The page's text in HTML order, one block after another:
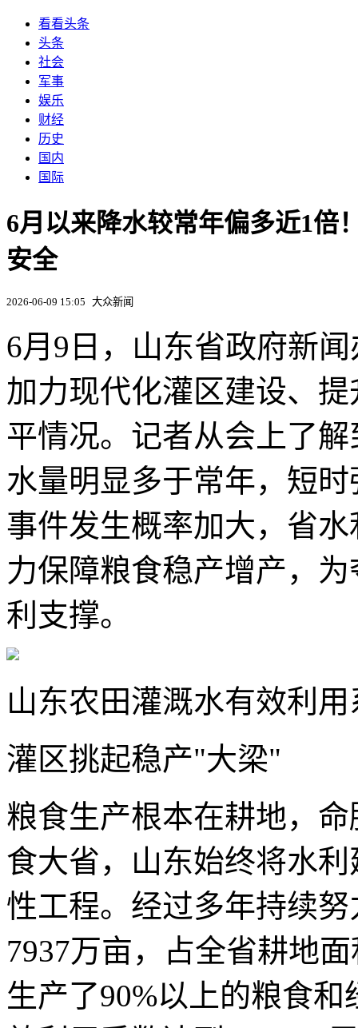
看看头条
头条
社会
军事
娱乐
财经
历史
国内
国际
6月以来降水较常年偏多近1倍
安全
2026-06-09 15:05 大众新闻
6月9日，山东省政府新
加力现代化灌区建设、
平情况。记者从会上了
水量明显多于常年，短
事件发生概率加大，省
力保障粮食稳产增产，
利支撑。
山东农田灌溉水有效利
灌区挑起稳产"大梁"
粮食生产根本在耕地，
食大省，山东始终将水
性工程。经过多年持续
7937万亩，占全省耕地
生产了90%以上的粮食